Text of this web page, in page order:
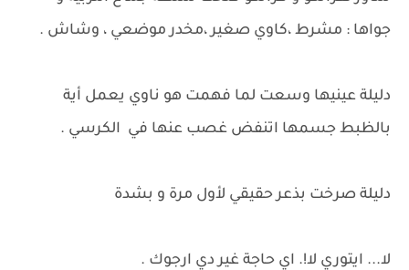
جواها : مشرط ،كاوي صغير ،مخدر موضعي ، وشاش .
دليلة عينيها وسعت لما فهمت هو ناوي يعمل أية
بالظبط جسمها اتنفض غصب عنها في الكرسي .
دليلة صرخت بذعر حقيقي لأول مرة و بشدة
لا... ايتوري لا!. اي حاجة غير دي ارجوك .